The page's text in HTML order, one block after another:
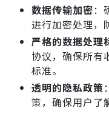
数据传输加密：
进行加密处理，
严格的数据处理
协议，确保所有
标准。
透明的隐私政策
策，确保用户了